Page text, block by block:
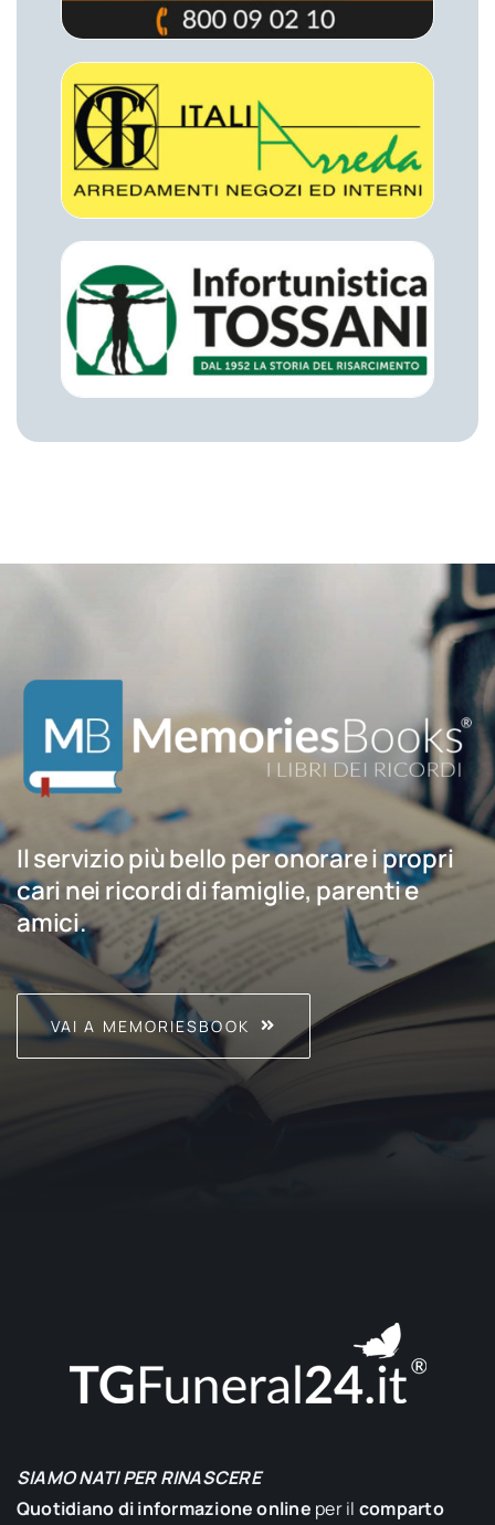
Il servizio più bello per onorare i propri
cari nei ricordi di famiglie, parenti e
amici.
VAI A MEMORIESBOOK
SIAMO NATI PER RINASCERE
Quotidiano di informazione online per il comparto